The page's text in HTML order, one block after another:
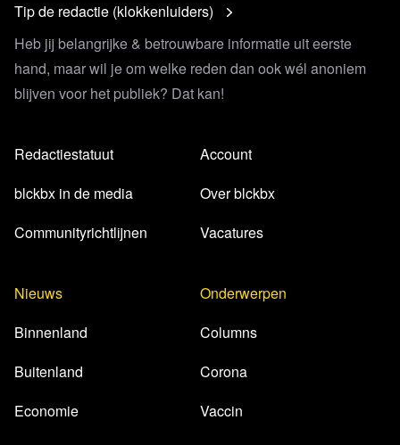
Tip de redactie (klokkenluiders)
Heb jij belangrijke & betrouwbare informatie uit eerste
hand, maar wil je om welke reden dan ook wél anoniem
blijven voor het publiek? Dat kan!
Redactiestatuut
blckbx in de media
Communityrichtlijnen
Account
Over blckbx
Vacatures
Nieuws
Binnenland
Buitenland
Economie
Onderwerpen
Columns
Corona
Vaccin